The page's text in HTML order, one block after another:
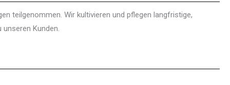
teilgenommen. Wir kultivieren und pflegen langfristige,
Kunden.